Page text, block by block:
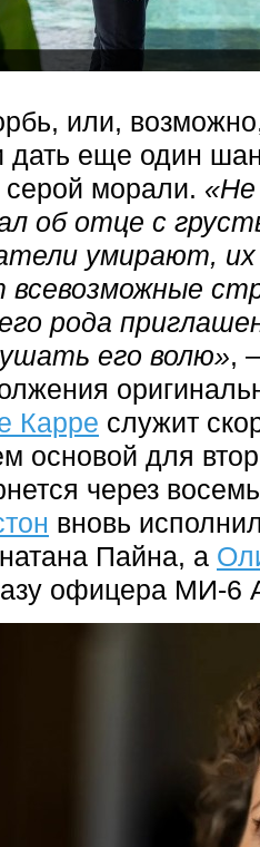
или,
дать еще один
морали. «Не
об отце с
умирают, их
всевозможные
рода
его волю»,
Карре служит
основой для
через
вновь
Пайна, а
офицера МИ-